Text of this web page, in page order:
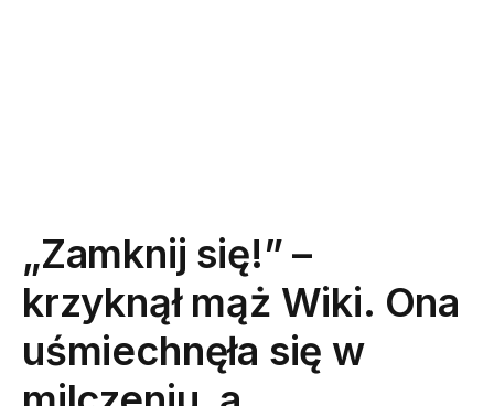
„Zamknij się!” –
krzyknął mąż Wiki. Ona
uśmiechnęła się w